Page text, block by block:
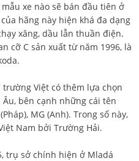
xe nào sẽ bán đầu tiên ở
hãng này hiện khá đa dạng
xăng, dầu lẫn thuần điện.
cỡ C sản xuất từ năm 1996, là
Việt có thêm lựa chọn
bên cạnh những cái tên
MG (Anh). Trong số này,
Nam bởi Trường Hải.
trụ sở chính hiện ở Mladá